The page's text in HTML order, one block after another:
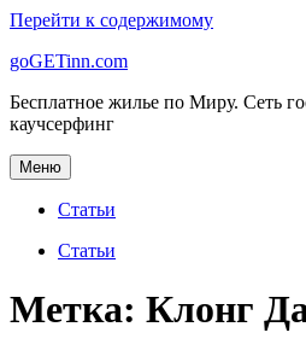
Перейти к содержимому
goGETinn.com
Бесплатное жилье по Миру. Сеть
каучсерфинг
Меню
Статьи
Статьи
Метка: Клонг